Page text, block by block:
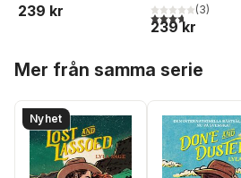
239 kr
3,7utav 5(3)
239 kr
Mer från samma serie
Nyhet